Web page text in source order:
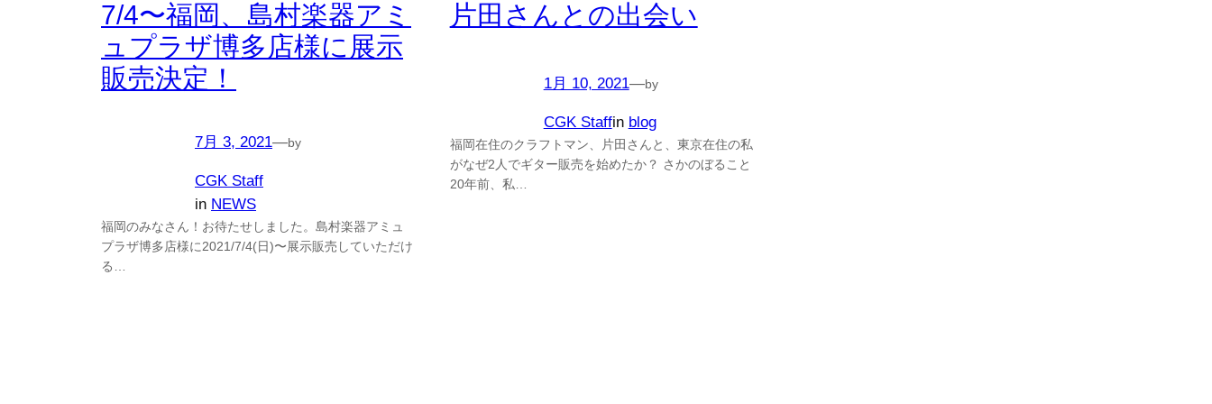
7/4〜福岡、島村楽器アミ
ュプラザ博多店様に展示
販売決定！
7月 3, 2021—by
CGK Staff
in NEWS
福岡のみなさん！お待たせしました。島村楽器アミュ
プラザ博多店様に2021/7/4(日)〜展示販売していただけ
る…
片田さんとの出会い
1月 10, 2021—by
CGK Staffin blog
福岡在住のクラフトマン、片田さんと、東京在住の私
がなぜ2人でギター販売を始めたか？ さかのぼること
20年前、私…